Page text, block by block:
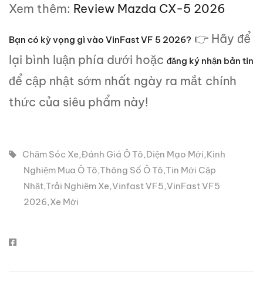
Xem thêm: Review Mazda CX-5 2026
Bạn có kỳ vọng gì vào VinFast VF 5 2026? 👉 Hãy để
lại bình luận phía dưới hoặc đăng ký nhận bản tin
để cập nhật sớm nhất ngày ra mắt chính
thức của siêu phẩm này!
Chăm Sóc Xe,Đánh Giá Ô Tô,Diện Mạo Mới,Kinh
Nghiệm Mua Ô Tô,Thông Số Ô Tô,Tin Mới Cập
Nhật,Trải Nghiệm Xe,Vinfast VF5,VinFast VF5
2026,Xe Mới